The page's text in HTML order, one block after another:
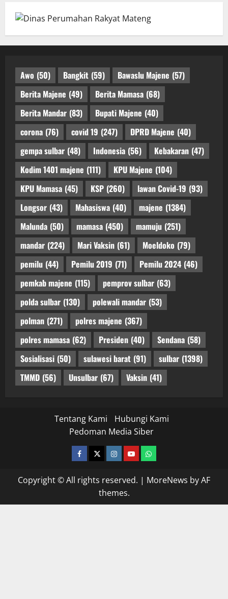
Awo (50) Bangkit (59) Bawaslu Majene (57)
Berita Majene (49) Berita Mamasa (68)
Berita Mandar (83) Bupati Majene (40)
corona (76) covid 19 (247) DPRD Majene (40)
gempa sulbar (48) Indonesia (56) Kebakaran (47)
Kodim 1401 majene (111) KPU Majene (104)
KPU Mamasa (45) KSP (260) lawan Covid-19 (93)
Longsor (43) Mahasiswa (40) majene (1384)
Malunda (50) mamasa (450) mamuju (251)
mandar (224) Mari Vaksin (61) Moeldoko (79)
pemilu (44) Pemilu 2019 (71) Pemilu 2024 (46)
pemkab majene (115) pemprov sulbar (63)
polda sulbar (130) polewali mandar (53)
polman (271) polres majene (367)
polres mamasa (62) Presiden (40) Sendana (58)
Sosialisasi (50) sulawesi barat (91) sulbar (1398)
TMMD (56) Unsulbar (67) Vaksin (41)
Tentang Kami
Hubungi Kami
Pedoman Media Siber
facebooktwitterinstagram.com
youtubewhatsapp
Copyright © All rights reserved. | MoreNews by AF
themes.